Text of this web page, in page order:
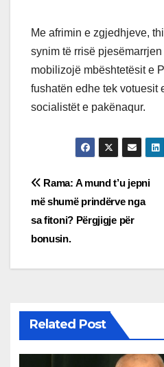
Me afrimin e zgjedhjeve,
synim të rrisë
mobilizojë mbështetësit e
fushatën edhe tek votuesit
socialistët e pakënaqur.
Post
navigation
Rama: A mund t’u jepni
më shumë prindërve nga
sa fitoni? Përgjigje për
bonusin.
Related Post